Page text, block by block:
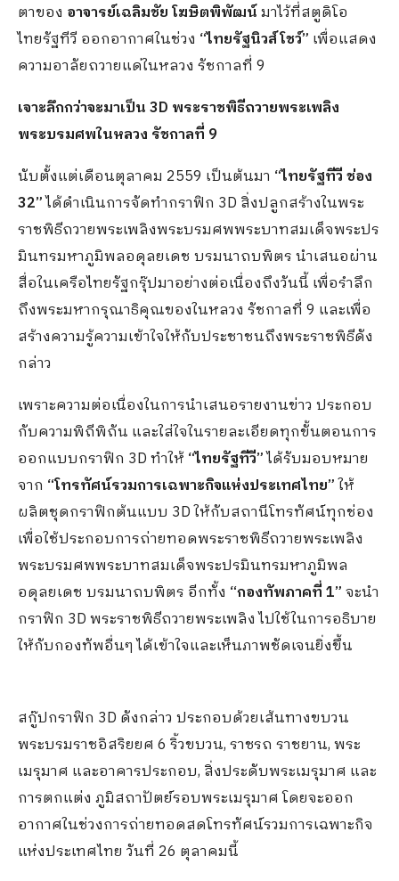
ตาของ อาจารย์เฉลิมชัย โฆษิตพิพัฒน์มาไว้ที่สตูดิโอ
ไทยรัฐทีวี ออกอากาศในช่วง “ไทยรัฐนิวส์โชว์” เพื่อแสดง
ความอาลัยถวายแด่ในหลวง รัชกาลที่ 9
เจาะลึกกว่าจะมาเป็น3D พระราชพิธีถวายพระเพลิง
พระบรมศพในหลวง รัชกาลที่ 9
นับตั้งแต่เดือนตุลาคม 2559 เป็นต้นมา “ไทยรัฐทีวี ช่อง
32”ได้ดำเนินการจัดทำกราฟิก 3D สิ่งปลูกสร้างในพระ
ราชพิธีถวายพระเพลิงพระบรมศพพระบาทสมเด็จพระปร
มินทรมหาภูมิพลอดุลยเดช บรมนาถบพิตร นำเสนอผ่าน
สื่อในเครือไทยรัฐกรุ๊ปมาอย่างต่อเนื่องถึงวันนี้ เพื่อรำลึก
ถึงพระมหากรุณาธิคุณของในหลวง รัชกาลที่ 9 และเพื่อ
สร้างความรู้ความเข้าใจให้กับประชาชนถึงพระราชพิธีดัง
กล่าว
เพราะความต่อเนื่องในการนำเสนอรายงานข่าว ประกอบ
กับความพิถีพิถัน และใส่ใจในรายละเอียดทุกขั้นตอนการ
ออกแบบกราฟิก 3D ทำให้ “ไทยรัฐทีวี”ได้รับมอบหมาย
จาก “โทรทัศน์รวมการเฉพาะกิจแห่งประเทศไทย”ให้
ผลิตชุดกราฟิกต้นแบบ 3D ให้กับสถานีโทรทัศน์ทุกช่อง
เพื่อใช้ประกอบการถ่ายทอดพระราชพิธีถวายพระเพลิง
พระบรมศพพระบาทสมเด็จพระปรมินทรมหาภูมิพล
อดุลยเดช บรมนาถบพิตร อีกทั้ง “กองทัพภาคที่1”จะนำ
กราฟิก 3D พระราชพิธีถวายพระเพลิง ไปใช้ในการอธิบาย
ให้กับกองทัพอื่นๆ ได้เข้าใจและเห็นภาพชัดเจนยิ่งขึ้น
สกู๊ปกราฟิก 3D ดังกล่าว ประกอบด้วยเส้นทางขบวน
พระบรมราชอิสริยยศ 6 ริ้วขบวน, ราชรถ ราชยาน, พระ
เมรุมาศ และอาคารประกอบ, สิ่งประดับพระเมรุมาศ และ
การตกแต่ง ภูมิสถาปัตย์รอบพระเมรุมาศ โดยจะออก
อากาศในช่วงการถ่ายทอดสดโทรทัศน์รวมการเฉพาะกิจ
แห่งประเทศไทย วันที่ 26 ตุลาคมนี้